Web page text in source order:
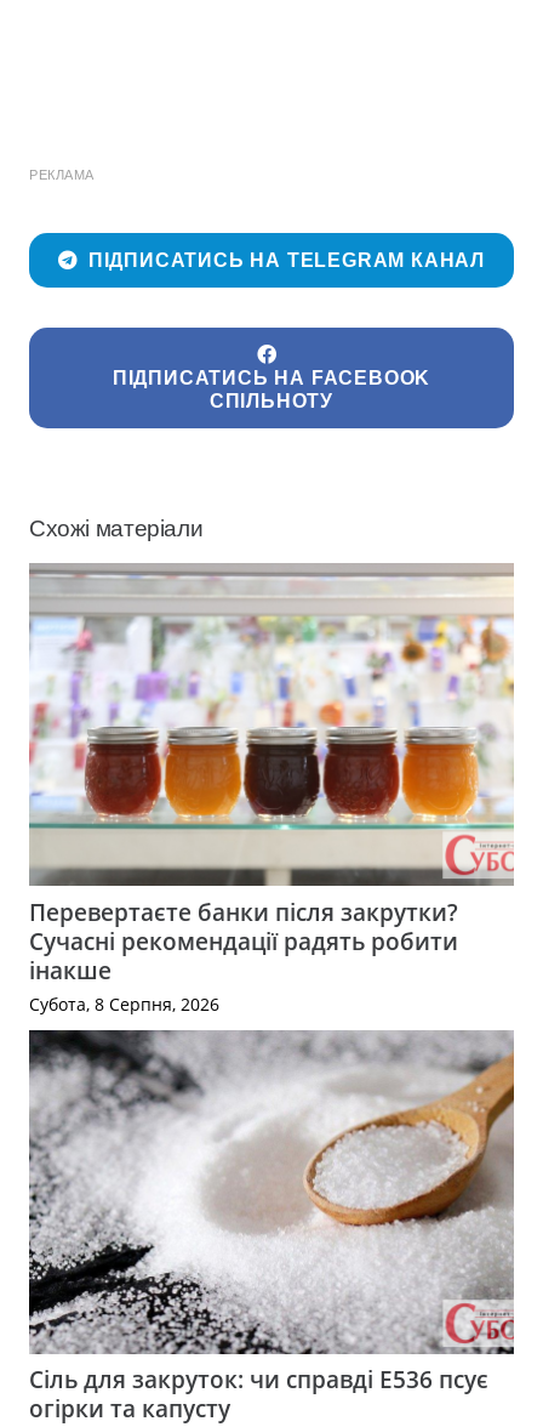
РЕКЛАМА
ПІДПИСАТИСЬ НА TELEGRAM КАНАЛ
ПІДПИСАТИСЬ НА FACEBOOK
СПІЛЬНОТУ
Схожі матеріали
Перевертаєте банки після закрутки?
Сучасні рекомендації радять робити
інакше
Субота, 8 Серпня, 2026
Сіль для закруток: чи справді Е536 псує
огірки та капусту